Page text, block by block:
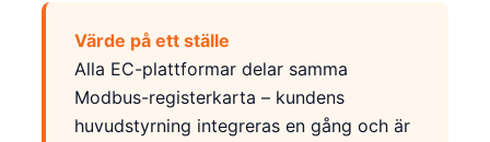
Värde på ett ställe
Alla EC-plattformar delar samma
Modbus-registerkarta – kundens
huvudstyrning integreras en gång och är